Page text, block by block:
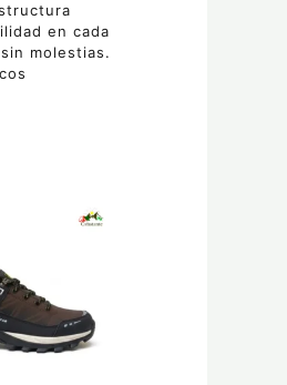
en cada
molestias.